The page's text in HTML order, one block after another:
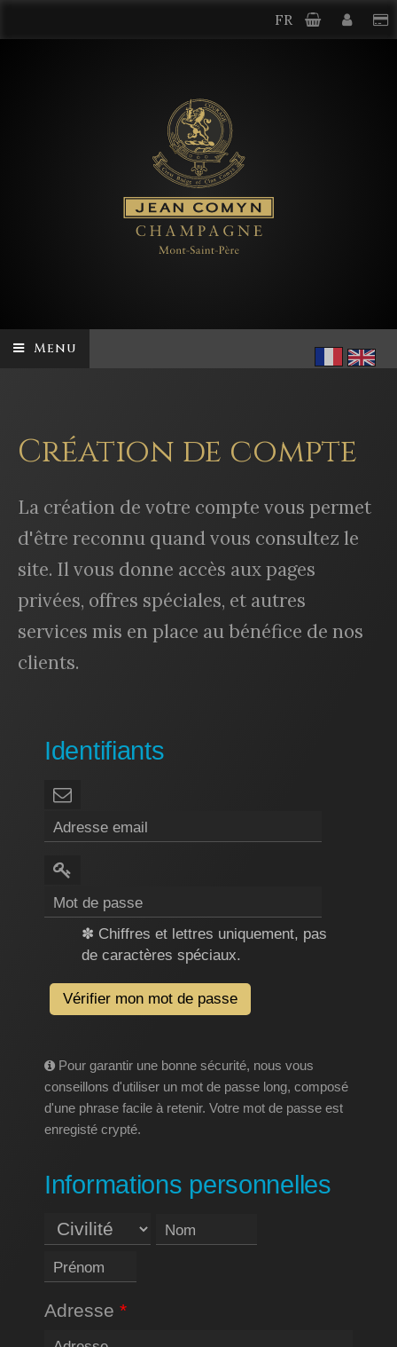
FR
Menu
Création de compte
La création de votre compte vous permet
d'être reconnu quand vous consultez le
site. Il vous donne accès aux pages
privées, offres spéciales, et autres
services mis en place au bénéfice de nos
clients.
Identifiants
✽ Chiffres et lettres uniquement, pas
de caractères spéciaux.
Vérifier mon mot de passe
Pour garantir une bonne sécurité, nous vous
conseillons d'utiliser un mot de passe long, composé
d'une phrase facile à retenir. Votre mot de passe est
enregisté crypté.
Informations personnelles
Adresse